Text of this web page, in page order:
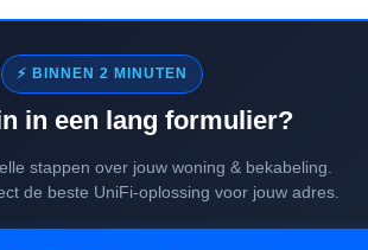
⚡ BINNEN 2 MINUTEN
in een lang formulier?
stappen over jouw woning & bekabeling.
de beste UniFi-oplossing voor jouw adres.